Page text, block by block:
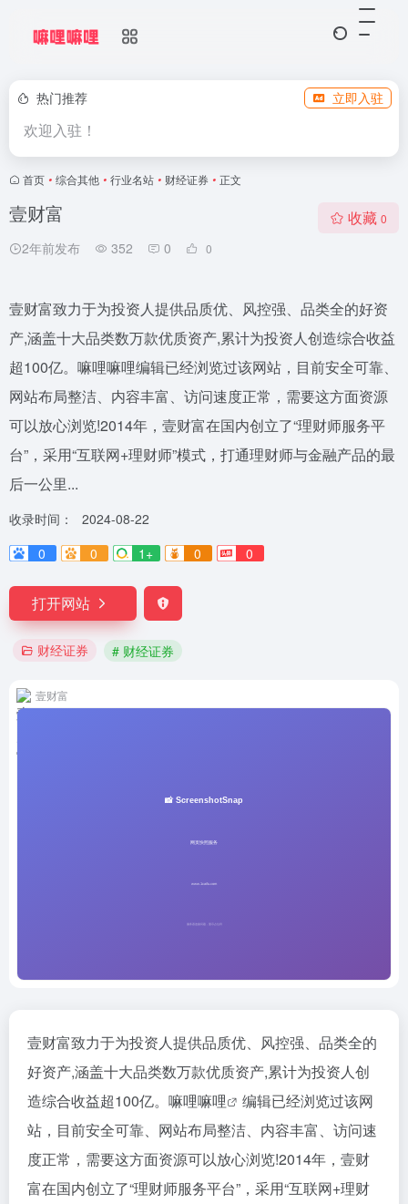
热门推荐 立即入驻
欢迎入驻！
首页 • 综合其他 • 行业名站 • 财经证券 • 正文
壹财富
2年前发布 352 0 0
收藏 0
壹财富致力于为投资人提供品质优、风控强、品类全的好资
产,涵盖十大品类数万款优质资产,累计为投资人创造综合收益
超100亿。嘛哩嘛哩编辑已经浏览过该网站，目前安全可靠、
网站布局整洁、内容丰富、访问速度正常，需要这方面资源
可以放心浏览!2014年，壹财富在国内创立了“理财师服务平
台”，采用“互联网+理财师”模式，打通理财师与金融产品的最
后一公里...
收录时间：
2024-08-22
0
0 1+ 0 0
打开网站
财经证券 # 财经证券
壹财富
壹财富致力于为投资人提供品质优、风控强、品类全的
好资产,涵盖十大品类数万款优质资产,累计为投资人创
造综合收益超100亿。 嘛哩嘛哩
编辑已经浏览过该网
站，目前安全可靠、网站布局整洁、内容丰富、访问速
度正常，需要这方面资源可以放心浏览!2014年，壹财
富在国内创立了“理财师服务平台”，采用“互联网+理财